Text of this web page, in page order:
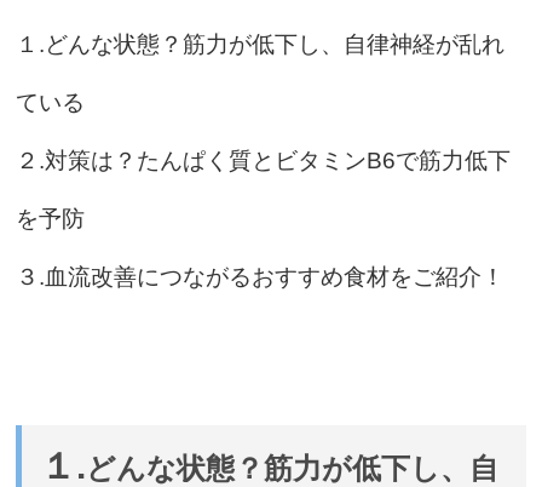
１.どんな状態？筋力が低下し、自律神経が乱れ
ている
２.対策は？たんぱく質とビタミンB6で筋力低下
を予防
３.血流改善につながるおすすめ食材をご紹介！
１.どんな状態？筋力が低下し、自